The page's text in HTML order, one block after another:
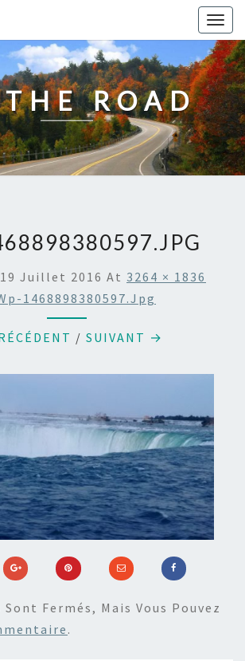
ROAD
19 Juillet 2016 At 3264 × 1836
1468898380597.jpg
/ SUIVANT →
Fermés, Mais Vous Pouvez
.